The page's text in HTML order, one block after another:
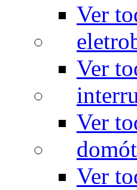
Ver
Ver
Ver
Ver